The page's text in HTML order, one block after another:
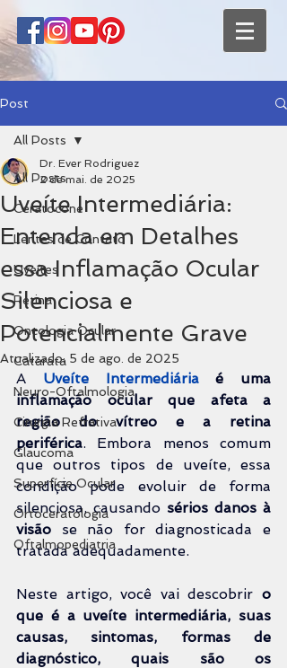
Post
All Posts
Ceratocone
Lentes de Contato
Uveítes
Retina
Oncologia Ocular
Catarata
Neuro-Oftalmologia
Cirurgia Refrativa
Glaucoma
Superfície Ocular
Ortoceratologia
Oftalmopediatria
All Posts
Uveíte Intermediária:
Entenda em Detalhes
essa Inflamação Ocular
Silenciosa e
Potencialmente Grave
Dr. Ever Rodriguez
2 de mai. de 2025
Atualizado: 5 de ago. de 2025
A Uveíte Intermediária
é uma
inflamação ocular que afeta a
região do vítreo e a retina
periférica. Embora menos comum
que outros tipos de uveíte, essa
condição pode evoluir de forma
silenciosa, causando sérios danos à
visão se não for diagnosticada e
tratada adequadamente.
Neste artigo, você vai descobrir o
que é a uveíte intermediária, suas
causas, sintomas, formas de
diagnóstico, quais são os